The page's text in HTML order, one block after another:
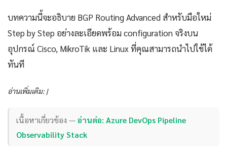
บทความนี้จะอธิบาย BGP Routing Advanced สำหรับมือใหม่
Step by Step อย่างละเอียดพร้อม configuration จริงบน
อุปกรณ์ Cisco, MikroTik และ Linux ที่คุณสามารถนำไปใช้ได้
ทันที
อ่านเพิ่มเติม: |
เนื้อหาเกี่ยวข้อง —อ่านต่อ: Azure DevOps Pipeline
Observability Stack